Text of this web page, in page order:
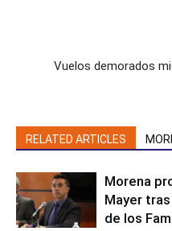
Vuelos demorados
RELATED ARTICLES
Morena
Mayer
de los